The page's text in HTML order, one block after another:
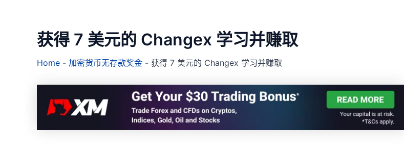
获得 7 美元的 Changex 学习并赚取
Home - 加密货币无存款奖金 - 获得 7 美元的 Changex 学习并赚取